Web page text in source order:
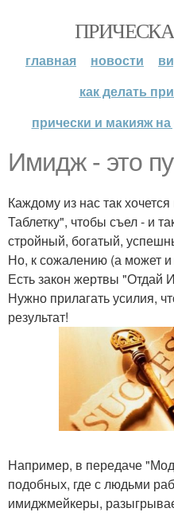
главная новости
как делать
прически и макияж
Имидж - это
Каждому из нас так
Таблетку", чтобы съел - и
стройный, богатый,
Но, к сожалению (а может и
Есть закон жертвы "Отдай
Нужно прилагать усилия,
результат!
Например, в передаче
подобных, где с людьми
имиджмейкеры,